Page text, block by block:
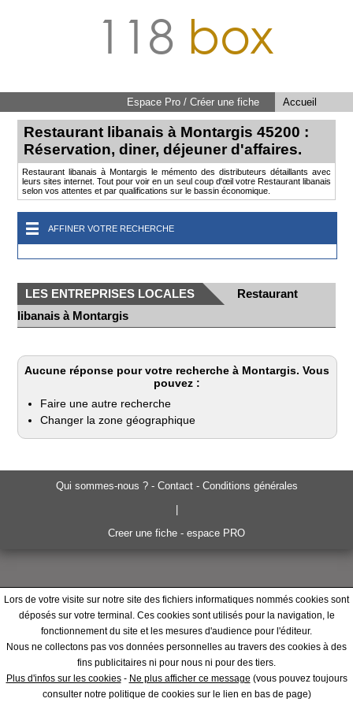
118 box
Accueil
Espace Pro / Créer une fiche
Restaurant libanais à Montargis 45200 :
Réservation, diner, déjeuner d'affaires.
Restaurant libanais à Montargis le mémento des distributeurs détaillants avec
leurs sites internet. Tout pour voir en un seul coup d'œil votre Restaurant libanais
selon vos attentes et par qualifications sur le bassin économique.
AFFINER VOTRE RECHERCHE
LES ENTREPRISES LOCALES
Restaurant
libanais à Montargis
Aucune réponse pour votre recherche à Montargis. Vous
pouvez :
Faire une autre recherche
Changer la zone géographique
Qui sommes-nous ? - Contact - Conditions générales
Creer une fiche - espace PRO
Lors de votre visite sur notre site des fichiers informatiques nommés cookies sont
déposés sur votre terminal. Ces cookies sont utilisés pour la navigation, le
fonctionnement du site et les mesures d'audience pour l'éditeur.
Nous ne collectons pas vos données personnelles au travers des cookies à des
fins publicitaires ni pour nous ni pour des tiers.
Plus d'infos sur les cookies- Ne plus afficher ce message (vous pouvez toujours
consulter notre politique de cookies sur le lien en bas de page)